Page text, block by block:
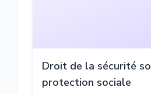
Droit de la sécurité
protection sociale